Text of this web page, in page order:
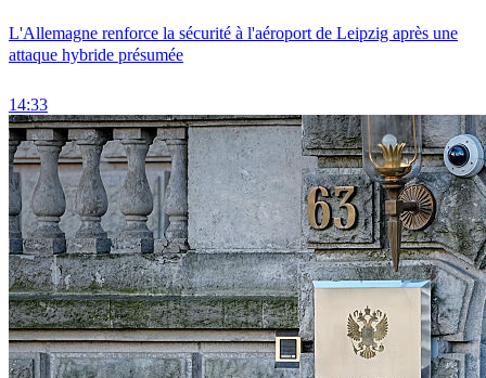
L'Allemagne renforce la sécurité à l'aéroport de Leipzig après une
attaque hybride présumée
14:33